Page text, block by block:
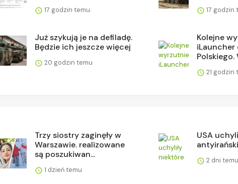
17 godzin temu 17 godzin
Już szykują je na defiladę.
Będzie ich jeszcze więcej
20 godzin temu
Kolejne
iLauncher
Polskiego.
21 godzin
Trzy siostry zaginęły w
Warszawie. realizowane
są poszukiwan...
1 dzień temu
USA
2 dni temu